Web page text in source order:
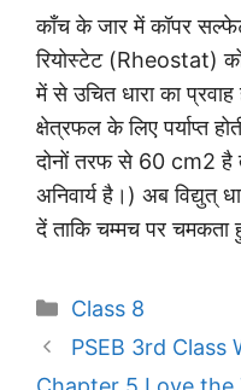
काँच के जार में कॉपर
रियोस्टेट (Rheostat)
में से उचित धारा का
क्षेत्रफल के लिए पर्याप्त
दोनों तरफ से 60 cm2 है
अनिवार्य है।) अब विद्युत्
दें ताकि चम्मच पर चमकता
Categories
Class 8
PSEB 3rd Class